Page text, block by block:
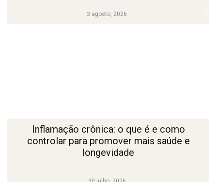
3 agosto, 2026
Inflamação crônica: o que é e como
controlar para promover mais saúde e
longevidade